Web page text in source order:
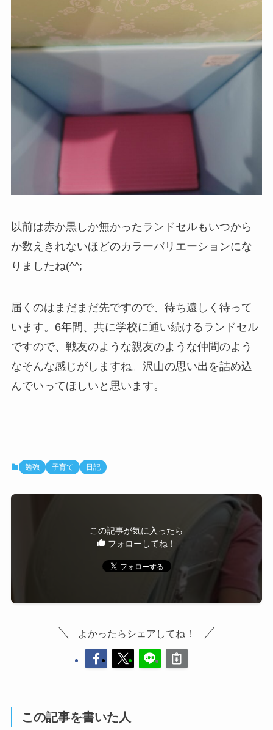
以前は赤か黒しか無かったランドセルもいつから
か数えきれないほどのカラーバリエーションにな
りましたね(^^;
届くのはまだまだ先ですので、待ち遠しく待って
います。6年間、共に学校に通い続けるランドセル
ですので、戦友のような親友のような仲間のよう
なそんな感じがしますね。沢山の思い出を詰め込
んでいってほしいと思います。
勉強 子育て 日記
この記事が気に入ったら
フォローしてね！
よかったらシェアしてね！
この記事を書いた人